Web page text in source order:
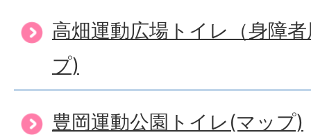
高畑運動広場トイレ（身障
プ)
豊岡運動公園トイレ(マップ)